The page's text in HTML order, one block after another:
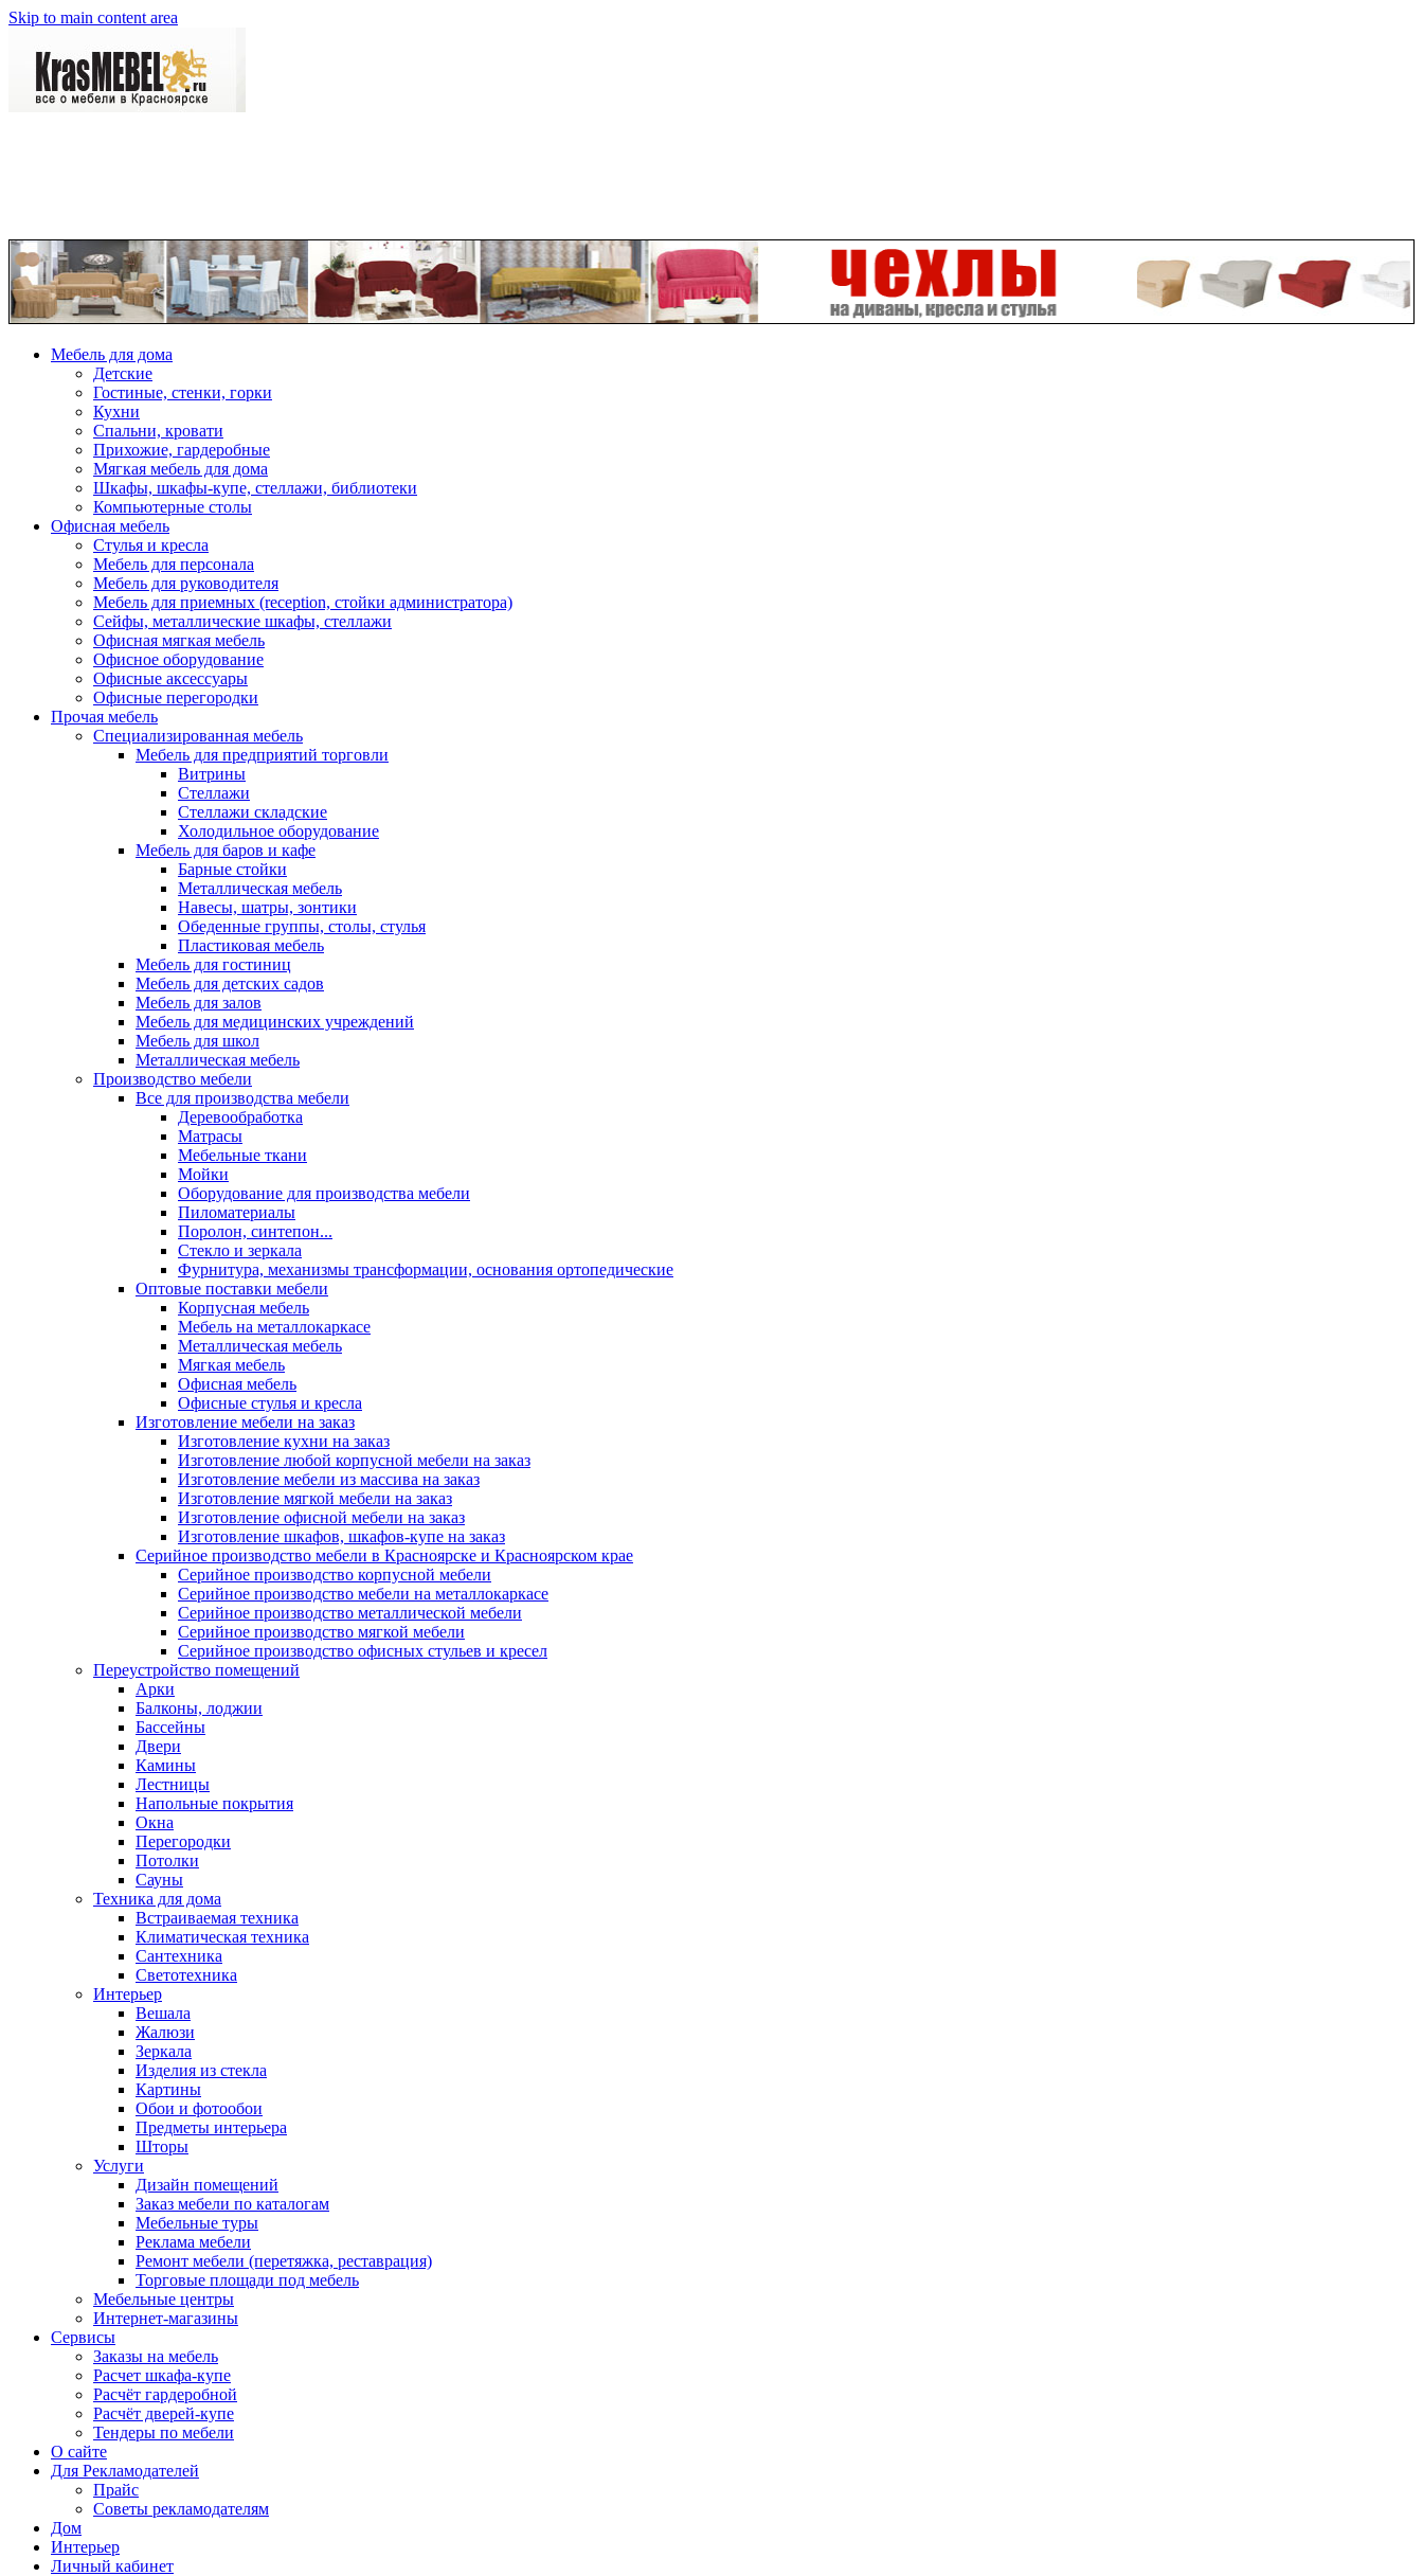
Skip to main content area
Мебель для дома
Детские
Гостиные, стенки, горки
Кухни
Спальни, кровати
Прихожие, гардеробные
Мягкая мебель для дома
Шкафы, шкафы-купе, стеллажи, библиотеки
Компьютерные столы
Офисная мебель
Стулья и кресла
Мебель для персонала
Мебель для руководителя
Мебель для приемных (reception, стойки администратора)
Сейфы, металлические шкафы, стеллажи
Офисная мягкая мебель
Офисное оборудование
Офисные аксессуары
Офисные перегородки
Прочая мебель
Специализированная мебель
Мебель для предприятий торговли
Витрины
Стеллажи
Стеллажи складские
Холодильное оборудование
Мебель для баров и кафе
Барные стойки
Металлическая мебель
Навесы, шатры, зонтики
Обеденные группы, столы, стулья
Пластиковая мебель
Мебель для гостиниц
Мебель для детских садов
Мебель для залов
Мебель для медицинских учреждений
Мебель для школ
Металлическая мебель
Производство мебели
Все для производства мебели
Деревообработка
Матрасы
Мебельные ткани
Мойки
Оборудование для производства мебели
Пиломатериалы
Поролон, синтепон...
Стекло и зеркала
Фурнитура, механизмы трансформации, основания ортопедические
Оптовые поставки мебели
Корпусная мебель
Мебель на металлокаркасе
Металлическая мебель
Мягкая мебель
Офисная мебель
Офисные стулья и кресла
Изготовление мебели на заказ
Изготовление кухни на заказ
Изготовление любой корпусной мебели на заказ
Изготовление мебели из массива на заказ
Изготовление мягкой мебели на заказ
Изготовление офисной мебели на заказ
Изготовление шкафов, шкафов-купе на заказ
Серийное производство мебели в Красноярске и Красноярском крае
Серийное производство корпусной мебели
Серийное производство мебели на металлокаркасе
Серийное производство металлической мебели
Серийное производство мягкой мебели
Серийное производство офисных стульев и кресел
Переустройство помещений
Арки
Балконы, лоджии
Бассейны
Двери
Камины
Лестницы
Напольные покрытия
Окна
Перегородки
Потолки
Сауны
Техника для дома
Встраиваемая техника
Климатическая техника
Сантехника
Светотехника
Интерьер
Вешала
Жалюзи
Зеркала
Изделия из стекла
Картины
Обои и фотообои
Предметы интерьера
Шторы
Услуги
Дизайн помещений
Заказ мебели по каталогам
Мебельные туры
Реклама мебели
Ремонт мебели (перетяжка, реставрация)
Торговые площади под мебель
Мебельные центры
Интернет-магазины
Сервисы
Заказы на мебель
Расчет шкафа-купе
Расчёт гардеробной
Расчёт дверей-купе
Тендеры по мебели
О сайте
Для Рекламодателей
Прайс
Советы рекламодателям
Дом
Интерьер
Личный кабинет